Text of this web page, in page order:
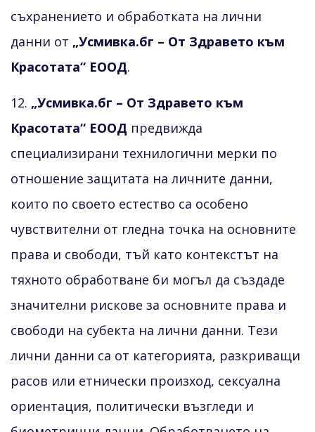
съхранението и обработката на лични
данни от „Усмивка.бг – От Здравето към
Красотата“ ЕООД.
12. „Усмивка.бг – От Здравето към
Красотата“ ЕООД предвижда
специализирани технилогични мерки по
отношение защитата на личните данни,
които по своето естество са особено
чувствителни от гледна точка на основните
права и свободи, тъй като контекстът на
тяхното обработване би могъл да създаде
значителни рискове за основните права и
свободи на субекта на лични данни. Тези
лични данни са от категорията, разкриващи
расов или етнически произход, сексуална
ориентация, политически възгледи и